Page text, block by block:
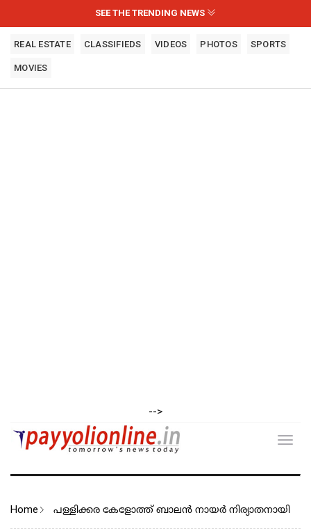
SEE THE TRENDING NEWS
REAL ESTATE CLASSIFIEDS VIDEOS PHOTOS SPORTS
MOVIES
-->
Home പള്ളിക്കര കേളോത്ത് ബാലൻ നായർ നിര്യാതനായി